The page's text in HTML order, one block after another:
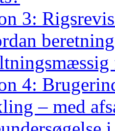
3:
4:
– med